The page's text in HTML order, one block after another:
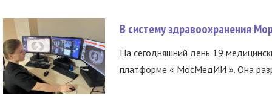
В систему здравоохранения
На сегодняшний день 19
платформе « МосМедИИ ». Она